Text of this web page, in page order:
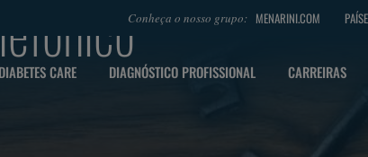
Conheça o nosso grupo: MENARINI.COM
DIABETES CARE DIAGNÓSTICO PROFISSIONAL CARREIRAS